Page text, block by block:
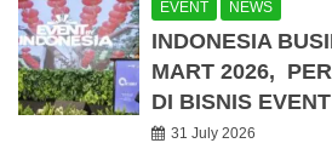
EVENT NEWS
INDONESIA
MART 2026,
DI BISNIS
31 July 2026